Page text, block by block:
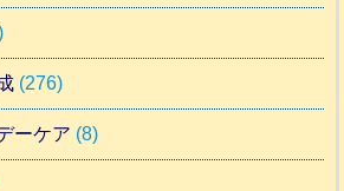
(276)
ーケア (8)